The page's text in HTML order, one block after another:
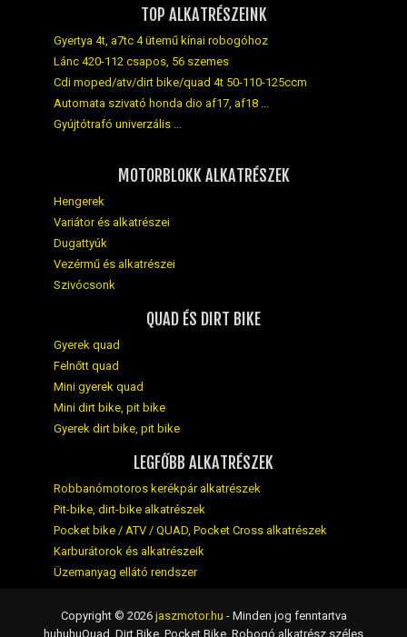
TOP ALKATRÉSZEINK
Gyertya 4t, a7tc 4 ütemű kínai robogóhoz
Lánc 420-112 csapos, 56 szemes
Cdi moped/atv/dirt bike/quad 4t 50-110-125ccm
Automata szivató honda dio af17, af18 ...
Gyújtótrafó univerzális ...
MOTORBLOKK ALKATRÉSZEK
Hengerek
Variátor és alkatrészei
Dugattyúk
Vezérmű és alkatrészei
Szivócsonk
QUAD ÉS DIRT BIKE
Gyerek quad
Felnőtt quad
Mini gyerek quad
Mini dirt bike, pit bike
Gyerek dirt bike, pit bike
LEGFŐBB ALKATRÉSZEK
Robbanómotoros kerékpár alkatrészek
Pit-bike, dirt-bike alkatrészek
Pocket bike / ATV / QUAD, Pocket Cross alkatrészek
Karburátorok és alkatrészeik
Üzemanyag ellátó rendszer
Copyright © 2026 jaszmotor.hu - Minden jog fenntartva
huhuhuQuad, Dirt Bike, Pocket Bike, Robogó alkatrész széles